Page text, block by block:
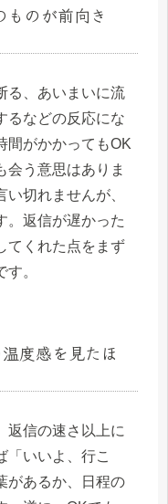
ものが前向き
る、あいまいに流
るなどの反応にな
間がかかってもOK
会う意思はありま
切れませんが、
。返信が遅かった
てくれた点をまず
。
度感を見たほ
返信の速さ以上に
「いいよ、行こ
があるか、日程の